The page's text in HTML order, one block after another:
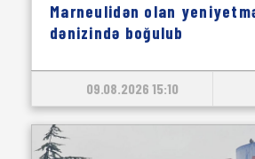
Marneulidən olan
dənizində boğulub
09.08.2026 15:10